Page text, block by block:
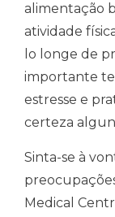
alimentação
atividade
lo longe de
importante
estresse e
certeza
Sinta-se à
Medical